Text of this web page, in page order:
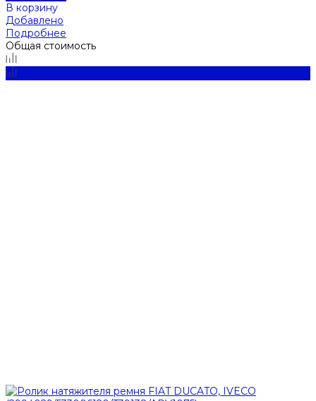
В корзину
Добавлено
Подробнее
Общая стоимость